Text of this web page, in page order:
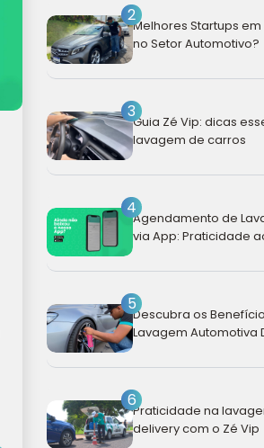
2
Melhores Startups
no Setor Automotivo?
3
Guia Zé Vip: dicas
lavagem de carros
4
Agendamento de
via App: Praticidade
5
Descubra os
Lavagem Automotiva
6
Praticidade na
delivery com o Zé Vip